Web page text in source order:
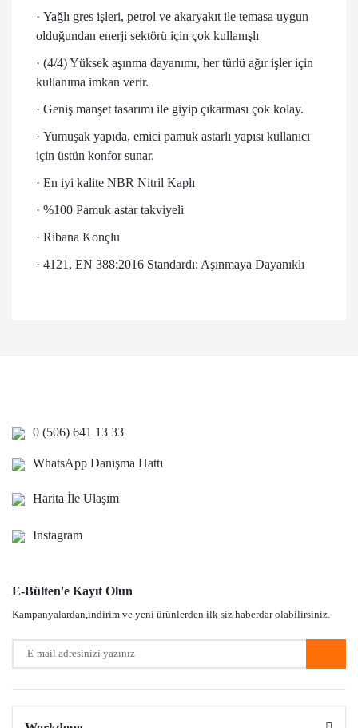
· Yağlı gres işleri, petrol ve akaryakıt ile temasa uygun
olduğundan enerji sektörü için çok kullanışlı
· (4/4) Yüksek aşınma dayanımı, her türlü ağır işler için
kullanıma imkan verir.
· Geniş manşet tasarımı ile giyip çıkarması çok kolay.
· Yumuşak yapıda, emici pamuk astarlı yapısı kullanıcı
için üstün konfor sunar.
· En iyi kalite NBR Nitril Kaplı
· %100 Pamuk astar takviyeli
· Ribana Konçlu
· 4121, EN 388:2016 Standardı: Aşınmaya Dayanıklı
alisveristen guvenle burdan alisveris yapabilirsiniz fiyatida iyi
kaliteside iyi
Nihan Fevzioglu | 09/05/2026
Ürün fiyatı diğer sitelerden daha pahalı.
Bu ürüne benzer farklı alternatifler olmalı.
0 (506) 641 13 33
WhatsApp Danışma Hattı
Harita İle Ulaşım
Instagram
E-Bülten'e Kayıt Olun
Kampanyalardan,indirim ve yeni ürünlerden ilk siz haberdar olabilirsiniz.